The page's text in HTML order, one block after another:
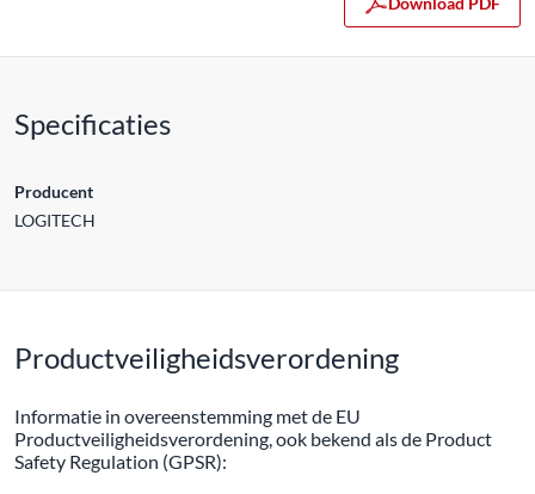
Specificaties
Producent
LOGITECH
Productveiligheidsverordening
Informatie in overeenstemming met de EU
Productveiligheidsverordening, ook bekend als de Product
Safety Regulation (GPSR):